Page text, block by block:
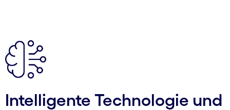
Intelligente Technologie und